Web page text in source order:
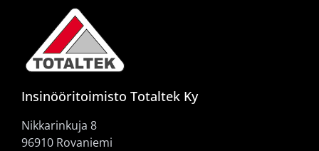
Insinööritoimisto Totaltek Ky
Nikkarinkuja 8
96910 Rovaniemi